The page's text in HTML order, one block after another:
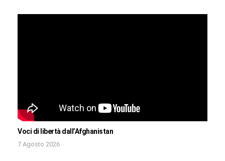
Voci di libertà dall’Afghanistan
7 Agosto 2026